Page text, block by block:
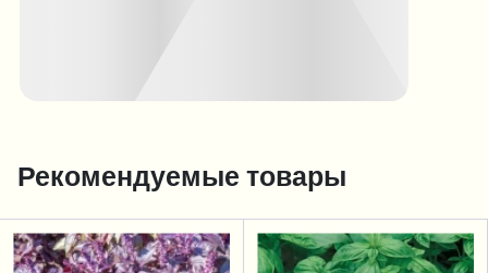
Рекомендуемые товары